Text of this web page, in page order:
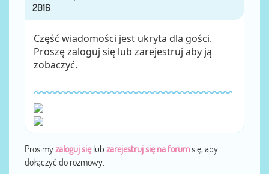
Część wiadomości jest ukryta dla gości.
Proszę zaloguj się lub zarejestruj aby ją
zobaczyć.
Prosimyzaloguj sięlub zarejestruj się na forumsię, aby
dołączyć do rozmowy.